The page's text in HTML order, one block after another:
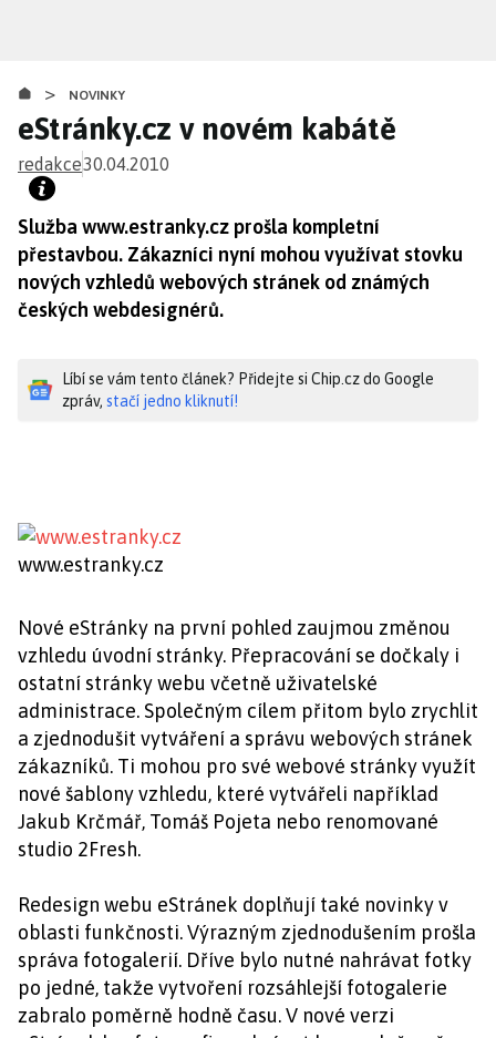
obsahu
> NOVINKY
eStránky.cz v novém kabátě
redakce30.04.2010
Služba www.estranky.cz prošla kompletní
přestavbou. Zákazníci nyní mohou využívat stovku
nových vzhledů webových stránek od známých
českých webdesignérů.
Líbí se vám tento článek? Přidejte si Chip.cz do Google
zpráv, stačí jedno kliknutí!
www.estranky.cz
Nové eStránky na první pohled zaujmou změnou
vzhledu úvodní stránky. Přepracování se dočkaly i
ostatní stránky webu včetně uživatelské
administrace. Společným cílem přitom bylo zrychlit
a zjednodušit vytváření a správu webových stránek
zákazníků. Ti mohou pro své webové stránky využít
nové šablony vzhledu, které vytvářeli například
Jakub Krčmář, Tomáš Pojeta nebo renomované
studio 2Fresh.
Redesign webu eStránek doplňují také novinky v
oblasti funkčnosti. Výrazným zjednodušením prošla
správa fotogalerií. Dříve bylo nutné nahrávat fotky
po jedné, takže vytvoření rozsáhlejší fotogalerie
zabralo poměrně hodně času. V nové verzi